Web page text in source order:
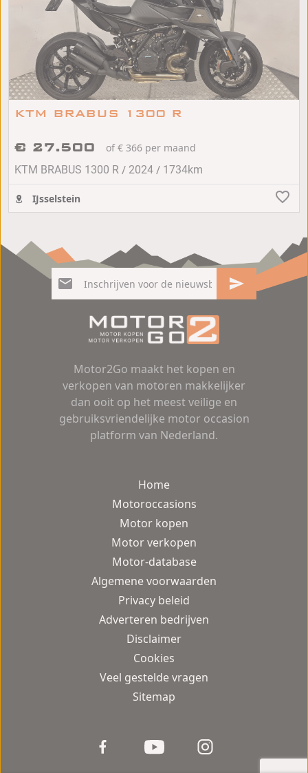
KTM BRABUS 1300 R
€ 27.500
of € 366 per maand
KTM BRABUS 1300 R / 2024 / 1734km
IJsselstein
Motor2Go maakt het kopen en
verkopen van motoren makkelijker
dan ooit op het meest veilige en
gebruiksvriendelijke motor occasion
platform van Nederland.
Home
Motoroccasions
Motor kopen
Motor verkopen
Motor-database
Algemene voorwaarden
Privacy beleid
Adverteren bedrijven
Disclaimer
Cookies
Veel gestelde vragen
Sitemap